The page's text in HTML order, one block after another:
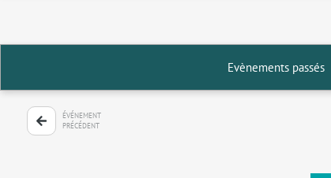
Evènements passés
ÉVÉNEMENT
PRÉCÉDENT